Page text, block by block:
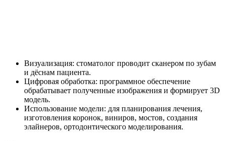
Визуализация: стоматолог проводит сканером по зубам
и дёснам пациента.
Цифровая обработка: программное обеспечение
обрабатывает полученные изображения и формирует 3D
модель.
Использование модели: для планирования лечения,
изготовления коронок, виниров, мостов, создания
элайнеров, ортодонтического моделирования.